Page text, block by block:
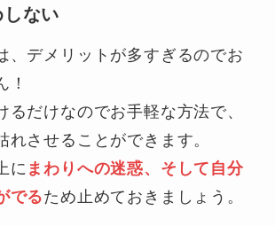
ない
、デメリットが多すぎるのでお
！
るだけなのでお手軽な方法で、
れさせることができます。
に まわりへの迷惑、そして自分
でるため止めておきましょう。